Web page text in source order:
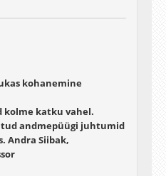
kohanemine
kolme katku vahel.
andmepüügi juhtumid
Andra Siibak,